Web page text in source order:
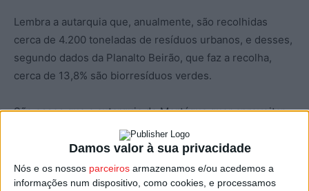
Damos valor à sua privacidade
Nós e os nossos parceiros armazenamos e/ou acedemos a
informações num dispositivo, como cookies, e processamos
Lembra a autarquia que, anualmente, são recolhidas
cerca de 4.200 toneladas de resíduos urbanos, e desses,
segundo dados da Planalto Beirão, que faz a recolha,
cerca de 13,8% são biorresíduos verdes.
São esses que a autarquia de Mortágua quer aproveitar,
Mortágua+Bio: Mortágua Valoriza
Resíduos Verdes’.
O objetivo é recolher, pelo menos, 120 toneladas anuais